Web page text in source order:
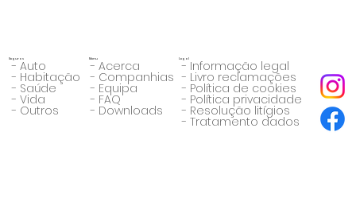
Seguros
- Auto
- Habitação
- Saúde
- Vida
- Outros
Menu
- Acerca
- Companhias
- Equipa
- FAQ
- Downloads
Legal
- Informação legal
- Livro reclamações
- Política de cookies
- Política privacidade
- Resolução litígios
- Tratamento dados